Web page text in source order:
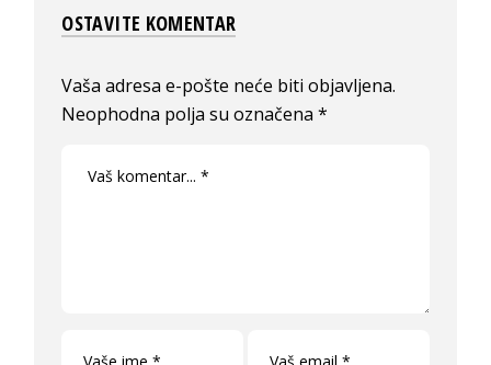
OSTAVITE KOMENTAR
Vaša adresa e-pošte neće biti objavljena.
Neophodna polja su označena*